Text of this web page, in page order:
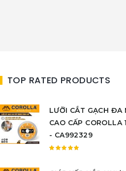
TOP RATED PRODUCTS
LƯỠI CẮT GẠCH ĐA
CAO CẤP COROLLA
- CA992329